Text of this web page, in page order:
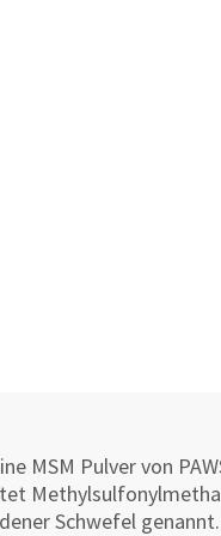
MSM Pulver von
Schwefel